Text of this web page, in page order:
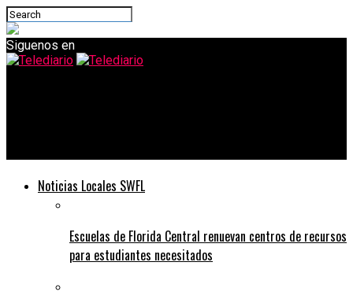
Siguenos en
Noticias Locales SWFL
Escuelas de Florida Central renuevan centros de recursos
para estudiantes necesitados